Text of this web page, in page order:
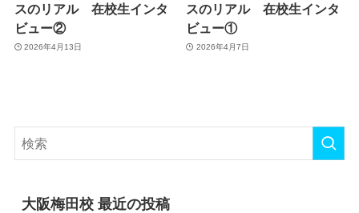
スのリアル 在校生インタ
ビュー②
2026年4月13日
スのリアル 在校生インタ
ビュー①
2026年4月7日
大阪梅田校 最近の投稿